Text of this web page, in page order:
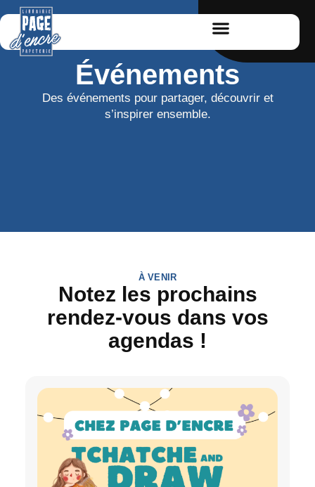
Événements
Des événements pour partager, découvrir et
s’inspirer ensemble.
À VENIR
Notez les prochains
rendez-vous dans vos
agendas !